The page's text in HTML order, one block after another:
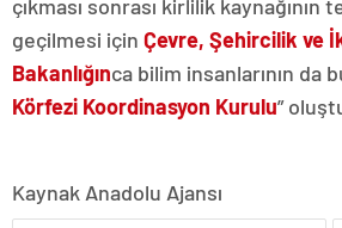
çıkması sonrası kirlilik kaynağının
geçilmesi için Çevre, Şehircilik ve
Bakanlığınca bilim insanlarının da
Körfezi Koordinasyon Kurulu”
Kaynak Anadolu Ajansı